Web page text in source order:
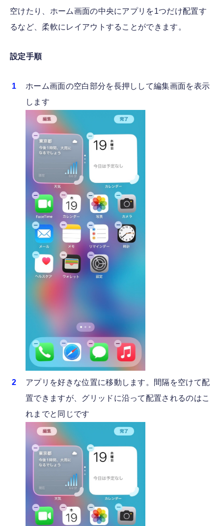
空けたり、ホーム画面の中央にアプリを1つだけ配置す
るなど、柔軟にレイアウトすることができます。
設定手順
ホーム画面の空白部分を長押しして編集画面を表示
します
アプリを好きな位置に移動します。間隔を空けて配
置できますが、グリッドに沿って配置されるのはこ
れまでと同じです